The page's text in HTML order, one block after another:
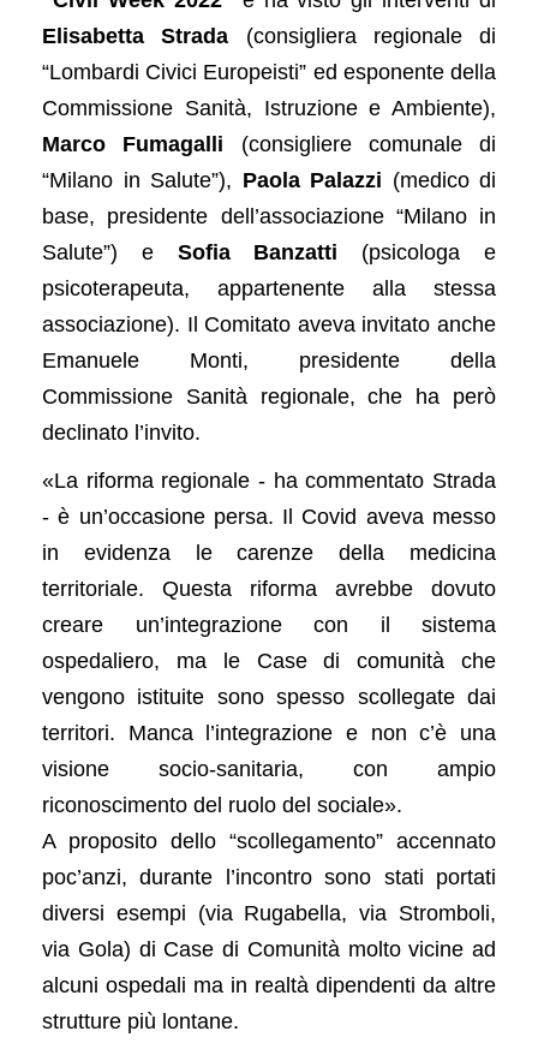
Elisabetta Strada (consigliera regionale di
“Lombardi Civici Europeisti” ed esponente della
Commissione Sanità, Istruzione e Ambiente),
Marco Fumagalli (consigliere comunale di
“Milano in Salute”), Paola Palazzi (medico di
base, presidente dell’associazione “Milano in
Salute”) e Sofia Banzatti (psicologa e
psicoterapeuta, appartenente alla stessa
associazione). Il Comitato aveva invitato anche
Emanuele Monti, presidente della
Commissione Sanità regionale, che ha però
declinato l’invito.
«La riforma regionale - ha commentato Strada
- è un’occasione persa. Il Covid aveva messo
in evidenza le carenze della medicina
territoriale. Questa riforma avrebbe dovuto
creare un’integrazione con il sistema
ospedaliero, ma le Case di comunità che
vengono istituite sono spesso scollegate dai
territori. Manca l’integrazione e non c’è una
visione socio-sanitaria, con ampio
riconoscimento del ruolo del sociale».
A proposito dello “scollegamento” accennato
poc’anzi, durante l’incontro sono stati portati
diversi esempi (via Rugabella, via Stromboli,
via Gola) di Case di Comunità molto vicine ad
alcuni ospedali ma in realtà dipendenti da altre
strutture più lontane.